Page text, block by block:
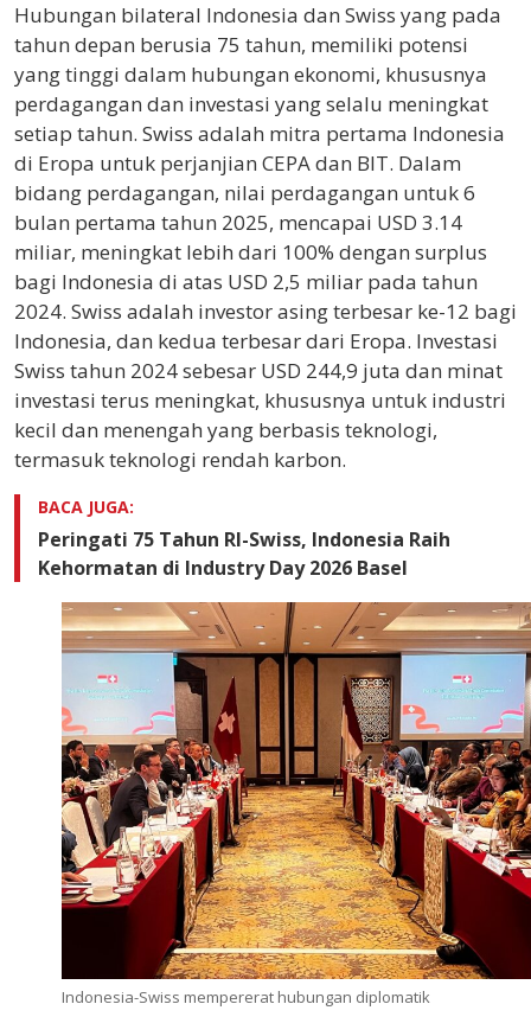
Hubungan bilateral Indonesia dan Swiss yang pada
tahun depan berusia 75 tahun, memiliki potensi
yang tinggi dalam hubungan ekonomi, khususnya
perdagangan dan investasi yang selalu meningkat
setiap tahun. Swiss adalah mitra pertama Indonesia
di Eropa untuk perjanjian CEPA dan BIT. Dalam
bidang perdagangan, nilai perdagangan untuk 6
bulan pertama tahun 2025, mencapai USD 3.14
miliar, meningkat lebih dari 100% dengan surplus
bagi Indonesia di atas USD 2,5 miliar pada tahun
2024. Swiss adalah investor asing terbesar ke-12 bagi
Indonesia, dan kedua terbesar dari Eropa. Investasi
Swiss tahun 2024 sebesar USD 244,9 juta dan minat
investasi terus meningkat, khususnya untuk industri
kecil dan menengah yang berbasis teknologi,
termasuk teknologi rendah karbon.
BACA JUGA:
Peringati 75 Tahun RI-Swiss, Indonesia Raih
Kehormatan di Industry Day 2026 Basel
Indonesia-Swiss mempererat hubungan diplomatik